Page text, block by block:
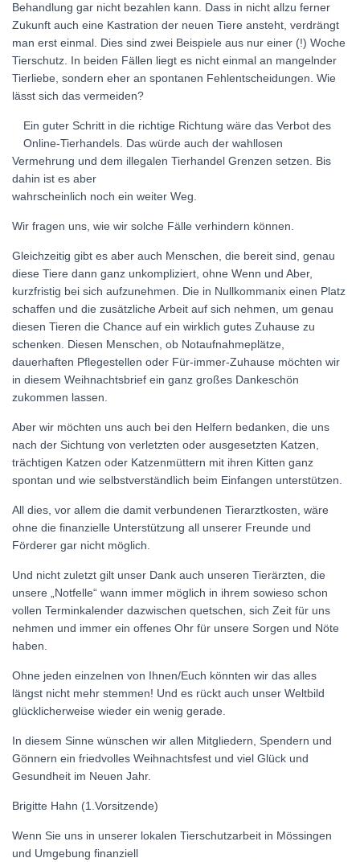
Behandlung gar nicht bezahlen kann. Dass in nicht allzu ferner
Zukunft auch eine Kastration der neuen Tiere ansteht, verdrängt
man erst einmal. Dies sind zwei Beispiele aus nur einer (!) Woche
Tierschutz. In beiden Fällen liegt es nicht einmal an mangelnder
Tierliebe, sondern eher an spontanen Fehlentscheidungen. Wie
lässt sich das vermeiden?
Ein guter Schritt in die richtige Richtung wäre das Verbot des
Online-Tierhandels. Das würde auch der wahllosen
Vermehrung und dem illegalen Tierhandel Grenzen setzen. Bis
dahin ist es aber
wahrscheinlich noch ein weiter Weg.
Wir fragen uns, wie wir solche Fälle verhindern können.
Gleichzeitig gibt es aber auch Menschen, die bereit sind, genau
diese Tiere dann ganz unkompliziert, ohne Wenn und Aber,
kurzfristig bei sich aufzunehmen. Die in Nullkommanix einen Platz
schaffen und die zusätzliche Arbeit auf sich nehmen, um genau
diesen Tieren die Chance auf ein wirklich gutes Zuhause zu
schenken. Diesen Menschen, ob Notaufnahmeplätze,
dauerhaften Pflegestellen oder Für-immer-Zuhause möchten wir
in diesem Weihnachtsbrief ein ganz großes Dankeschön
zukommen lassen.
Aber wir möchten uns auch bei den Helfern bedanken, die uns
nach der Sichtung von verletzten oder ausgesetzten Katzen,
trächtigen Katzen oder Katzenmüttern mit ihren Kitten ganz
spontan und wie selbstverständlich beim Einfangen unterstützen.
All dies, vor allem die damit verbundenen Tierarztkosten, wäre
ohne die finanzielle Unterstützung all unserer Freunde und
Förderer gar nicht möglich.
Und nicht zuletzt gilt unser Dank auch unseren Tierärzten, die
unsere „Notfelle“ wann immer möglich in ihrem sowieso schon
vollen Terminkalender dazwischen quetschen, sich Zeit für uns
nehmen und immer ein offenes Ohr für unsere Sorgen und Nöte
haben.
Ohne jeden einzelnen von Ihnen/Euch könnten wir das alles
längst nicht mehr stemmen! Und es rückt auch unser Weltbild
glücklicherweise wieder ein wenig gerade.
In diesem Sinne wünschen wir allen Mitgliedern, Spendern und
Gönnern ein friedvolles Weihnachtsfest und viel Glück und
Gesundheit im Neuen Jahr.
Brigitte Hahn (1.Vorsitzende)
Wenn Sie uns in unserer lokalen Tierschutzarbeit in Mössingen
und Umgebung finanziell